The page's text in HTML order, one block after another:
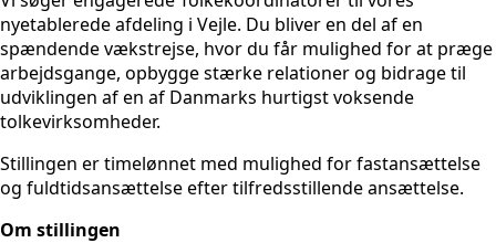
nyetablerede afdeling i Vejle. Du bliver en del af en
spændende vækstrejse, hvor du får mulighed for at præge
arbejdsgange, opbygge stærke relationer og bidrage til
udviklingen af en af Danmarks hurtigst voksende
tolkevirksomheder.
Stillingen er timelønnet med mulighed for fastansættelse
og fuldtidsansættelse efter tilfredsstillende ansættelse.
Om stillingen